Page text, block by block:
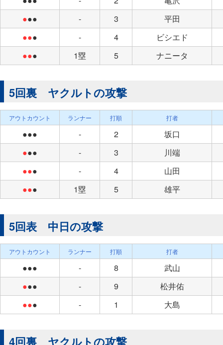
●●● - 3
平田
●●● - 4
ビシエド
●●● 1塁 5 ナニータ
5回裏 ヤクルトの攻撃
アウトカウント ランナー 打順 打者
●●● - 2
坂口
●●● - 3
川端
●●● - 4
山田
●●● 1塁 5 雄平
5回表 中日の攻撃
アウトカウント ランナー 打順 打者
●●● - 8
武山
●●● - 9
松井佑
●●● - 1 大島
4回裏 ヤクルトの攻撃